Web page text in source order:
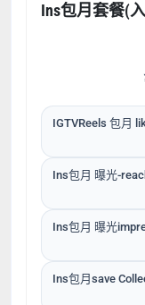
Ins包月套餐(入
IGTVReels 包月
Ins包月 曝光-
Ins包月 曝光
Ins包月save